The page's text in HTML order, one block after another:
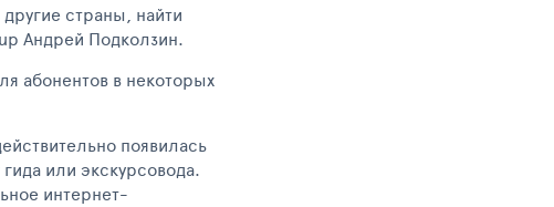
страны, найти
Андрей Подколзин.
абонентов в некоторых
появилась
или экскурсовода.
интернет-